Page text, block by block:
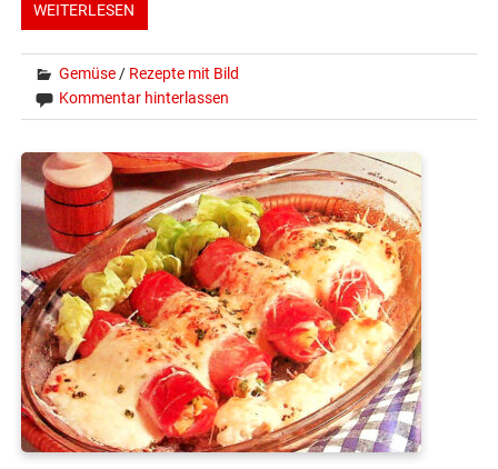
WEITERLESEN
Gemüse / Rezepte mit Bild
Kommentar hinterlassen